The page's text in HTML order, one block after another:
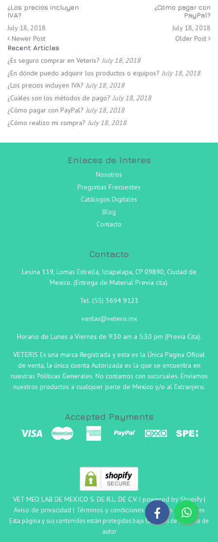
¿Cómo pagar con
PayPal?
July 18, 2018
Older Post
¿Los precios incluyen
IVA?
July 18, 2018
Newer Post
Recent Articles
¿Es seguro comprar en Veteris? July 18, 2018
¿En dónde puedo adquirir los productos o equipos? July 18, 2018
¿Los precios incluyen IVA? July 18, 2018
¿Cuáles son los métodos de pago? July 18, 2018
¿Cómo pagar con PayPal? July 18, 2018
¿Cómo realizo mi compra? July 18, 2018
Enlaces de interes
Nosotros
Preguntas Frecuentes
Catálogos Digitales
Blog
Contacto
Contacto
Lesina 119, Lomas Estrella, Iztapalapa, CP 09890, Ciudad de
Mexico. (Entrega de Material Previa cita).
Tel. (55) 3694 9123
ventas@veteris.mx
Horario de Lunes a Viernes de 9:30 am a 5:30 pm (Previa Cita).
VETERIS Es una marca Registrada y esta es la Única Pagina Oficial
de venta, la única cuenta Autorizada es la que se encuentra en
nuestras Políticas Generales. No contamos con sucursales. Enviamos
nuestros productos a cualquier parte de Mexico y/o al Extranjero.
Accepted Payments
VET MED LAB DE MEXICO S. DE R.L. DE C.V. | powered by Shopify|
Aviso de privacidad | Términos y condiciones| Políticas Generales
Esta página y sus contenidos están protegidos bajo las leyes de derecho de
autor